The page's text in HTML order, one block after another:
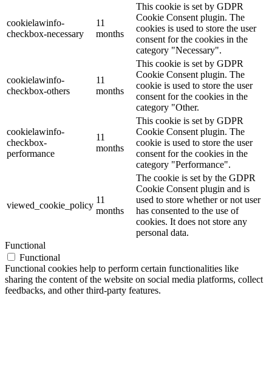
cookielawinfo-
checkbox-necessary
11
months
This cookie is set by GDPR
Cookie Consent plugin. The
cookies is used to store the user
consent for the cookies in the
category "Necessary".
cookielawinfo-
checkbox-others
11
months
This cookie is set by GDPR
Cookie Consent plugin. The
cookie is used to store the user
consent for the cookies in the
category "Other.
cookielawinfo-
checkbox-
performance
11
months
This cookie is set by GDPR
Cookie Consent plugin. The
cookie is used to store the user
consent for the cookies in the
category "Performance".
viewed_cookie_policy
11
months
The cookie is set by the GDPR
Cookie Consent plugin and is
used to store whether or not user
has consented to the use of
cookies. It does not store any
personal data.
Functional
Functional
Functional cookies help to perform certain functionalities like
sharing the content of the website on social media platforms, collect
feedbacks, and other third-party features.